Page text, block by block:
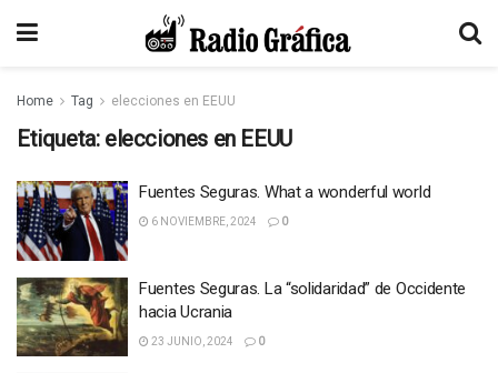
Home Tag elecciones en EEUU
Etiqueta: elecciones en EEUU
Fuentes Seguras. What a wonderful world
6 NOVIEMBRE, 2024 0
Fuentes Seguras. La “solidaridad” de Occidente
hacia Ucrania
23 JUNIO, 2024 0